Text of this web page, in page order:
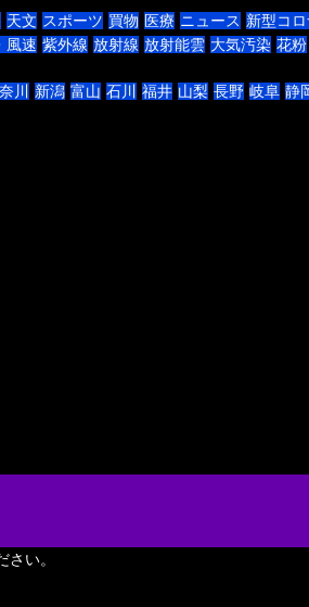
天文 スポーツ 買物 医療 ニュース 新型コロ
風速 紫外線 放射線 放射能雲 大気汚染 花粉
川 新潟 富山 石川 福井 山梨 長野 岐阜 静
さい。